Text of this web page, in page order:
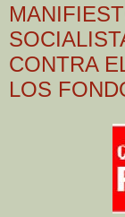
CONTRA
LOS